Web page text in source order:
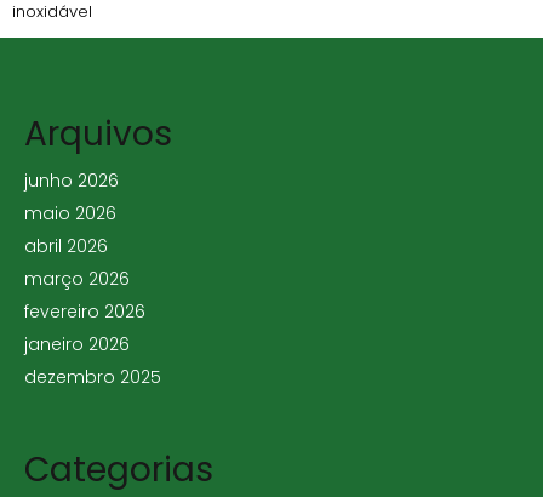
inoxidável
Arquivos
junho 2026
maio 2026
abril 2026
março 2026
fevereiro 2026
janeiro 2026
dezembro 2025
Categorias